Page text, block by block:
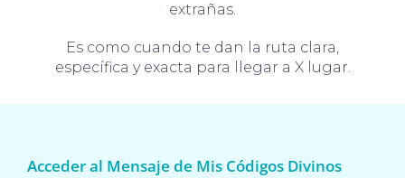
extrañas.
Es como cuando te dan la ruta clara,
específica y exacta para llegar a X lugar.
Acceder al Mensaje de Mis Códigos Divinos